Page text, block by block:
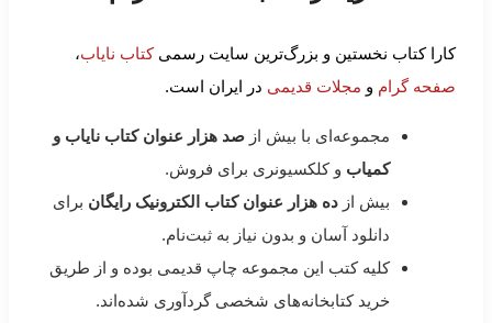
کارا کتاب نخستین و بزرگ‌ترین سایت رسمیکتاب نایاب،
صفحه گرام و مجلات قدیمی در ایران است.
مجموعه‌ای با بیش از صد هزار عنوان کتاب نایاب و
کمیاب و کلکسیونری برای فروش.
بیش از ده هزار عنوان کتاب الکترونیک رایگان برای
دانلود آسان و بدون نیاز به ثبت‌نام.
کلیه کتب این مجموعه چاپ قدیمی بوده و از طریق
خرید کتابخانه‌های شخصی گردآوری شده‌اند.